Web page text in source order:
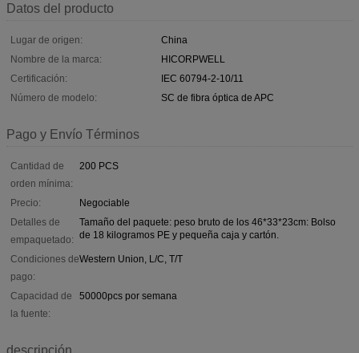
Datos del producto
Lugar de origen:
China
Nombre de la marca:
HICORPWELL
Certificación:
IEC 60794-2-10/11
Número de modelo:
SC de fibra óptica de APC
Pago y Envío Términos
Cantidad de
orden mínima:
200 PCS
Precio:
Negociable
Detalles de
empaquetado:
Tamaño del paquete: peso bruto de los 46*33*23cm: Bolso
de 18 kilogramos PE y pequeña caja y cartón.
Condiciones de
pago:
Western Union, L/C, T/T
Capacidad de
la fuente:
50000pcs por semana
descripción